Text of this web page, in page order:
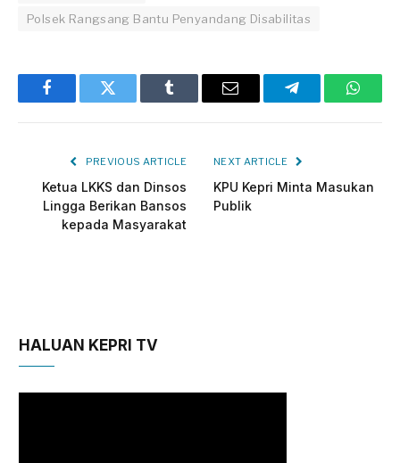
Polsek Rangsang Bantu Penyandang Disabilitas
FacebookTwitter Tumblr Email Telegram
PREVIOUS ARTICLE
Ketua LKKS dan Dinsos
Lingga Berikan Bansos
kepada Masyarakat
NEXT ARTICLE
KPU Kepri Minta Masukan
Publik
HALUAN KEPRI TV